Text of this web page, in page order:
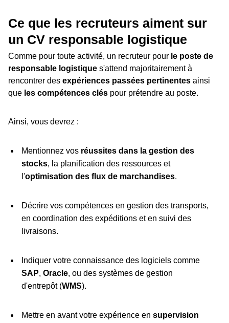
Ce que les recruteurs aiment sur
un CV responsable logistique
Comme pour toute activité, un recruteur pour le poste de
responsable logistique s'attend majoritairement à
rencontrer des expériences passées pertinentes ainsi
que les compétences clés pour prétendre au poste.
Ainsi, vous devrez :
Mentionnez vos réussites dans la gestion des
stocks, la planification des ressources et
l'optimisation des flux de marchandises.
Décrire vos compétences en gestion des transports,
en coordination des expéditions et en suivi des
livraisons.
Indiquer votre connaissance des logiciels comme
SAP, Oracle, ou des systèmes de gestion
d'entrepôt (WMS).
Mettre en avant votre expérience en supervision